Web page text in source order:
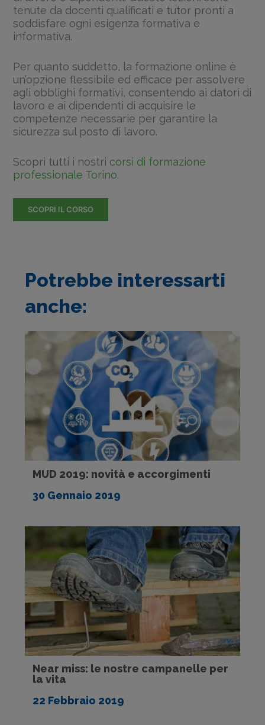
tenute da docenti qualificati e tutor pronti a
soddisfare ogni esigenza formativa e
informativa.
Per quanto suddetto, la formazione online è
un’opzione flessibile ed efficace per assolvere
agli obblighi formativi, consentendo ai datori di
lavoro e ai dipendenti di acquisire le
competenze necessarie per garantire la
sicurezza sul posto di lavoro.
Scopri tutti i nostri corsi di formazione
professionale Torino.
SCOPRI IL CORSO
Potrebbe interessarti
anche:
MUD 2019: novità e accorgimenti
30 Gennaio 2019
Near miss: le nostre campanelle per
la vita
22 Febbraio 2019